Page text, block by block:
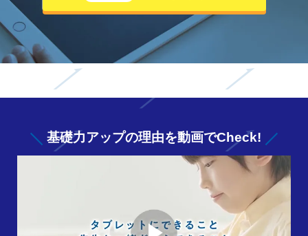
基礎力アップの理由を動画でCheck!